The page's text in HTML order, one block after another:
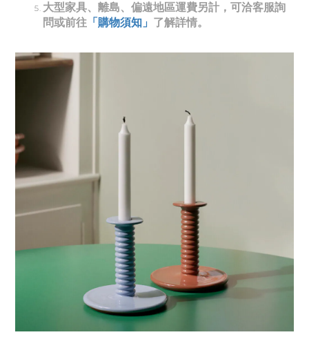
大型家具、離島、偏遠地區運費另計，可洽客服詢
問或前往 「購物須知」 了解詳情。